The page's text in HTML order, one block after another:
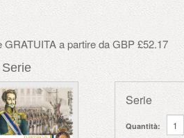
GRATUITA a partire da GBP £52.17
Serie
Quantità: